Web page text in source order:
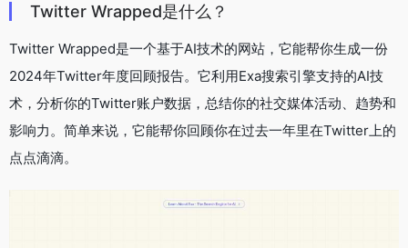
Twitter Wrapped是什么？
Twitter Wrapped是一个基于AI技术的网站，它能帮你生成一份
2024年Twitter年度回顾报告。它利用Exa搜索引擎支持的AI技
术，分析你的Twitter账户数据，总结你的社交媒体活动、趋势和
影响力。简单来说，它能帮你回顾你在过去一年里在Twitter上的
点点滴滴。